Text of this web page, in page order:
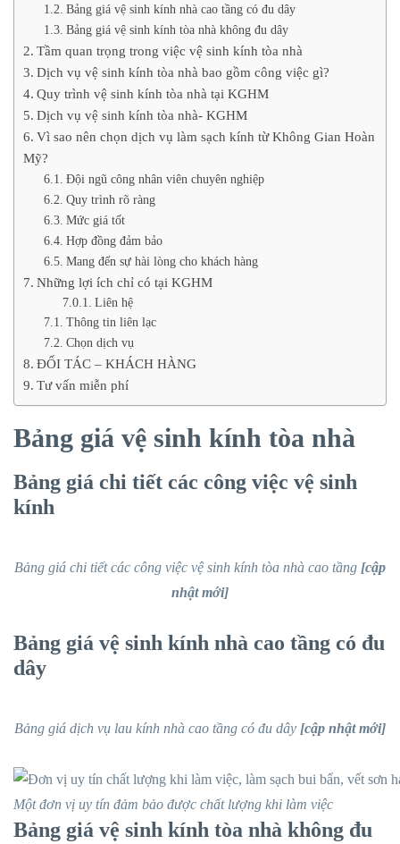
Bảng giá vệ sinh kính nhà cao tầng có đu dây
Bảng giá vệ sinh kính tòa nhà không đu dây
Tầm quan trọng trong việc vệ sinh kính tòa nhà
Dịch vụ vệ sinh kính tòa nhà bao gồm công việc gì?
Quy trình vệ sinh kính tòa nhà tại KGHM
Dịch vụ vệ sinh kính tòa nhà- KGHM
Vì sao nên chọn dịch vụ làm sạch kính từ Không Gian Hoàn
Mỹ?
Đội ngũ công nhân viên chuyên nghiệp
Quy trình rõ ràng
Mức giá tốt
Hợp đồng đảm bảo
Mang đến sự hài lòng cho khách hàng
Những lợi ích chỉ có tại KGHM
Liên hệ
Thông tin liên lạc
Chọn dịch vụ
ĐỐI TÁC – KHÁCH HÀNG
Tư vấn miễn phí
Bảng giá vệ sinh kính tòa nhà
Bảng giá chi tiết các công việc vệ sinh
kính
Bảng giá chi tiết các công việc vệ sinh kính tòa nhà cao tầng [cập
nhật mới]
Bảng giá vệ sinh kính nhà cao tầng có đu
dây
Bảng giá dịch vụ lau kính nhà cao tầng có đu dây [cập nhật mới]
Một đơn vị uy tín đảm bảo được chất lượng khi làm việc
Bảng giá vệ sinh kính tòa nhà không đu